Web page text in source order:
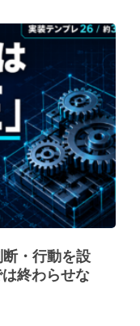
・行動を設
終わらせな